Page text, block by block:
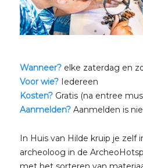
Wanneer?elke zaterdag en
Voor wie?Iedereen
Kosten?Gratis (na entree
Aanmelden?Aanmelden is
In Huis van Hilde kruip je zelf
archeoloog in de